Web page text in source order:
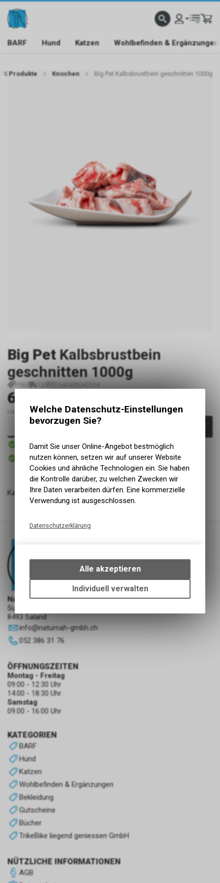
BARF Hund Katzen Wohlbefinden & Ergänzungen
TK Produkte Knochen Big Pet Kalbsbrustbein geschnitten 1000g
Big Pet Kalbsbrustbein
geschnitten 1000g
P560 133 7640485040554
6.50
inkl. MwSt., zzgl. Versandkosten
In den Warenkorb
Versand
Sofort abholbar
Abholung NaturNah GmbH
Kalbsbrustbein geschnitten 1000g
NaturNah GmbH
Sunnehofstrasse 7
8493 Saland
info@naturnah-gmbh.ch
052 386 31 76
KATEGORIEN
BARF
Hund
Katzen
Wohlbefinden & Ergänzungen
Bekleidung
Gutscheine
Bücher
TrikeBike liegend geniessen GmbH
NÜTZLICHE INFORMATIONEN
AGB
ÖFFNUNGSZEITEN
Montag - Freitag
09:00 - 12:30 Uhr
14:00 - 18:30 Uhr
Samstag
09:00 - 16:00 Uhr
Welche Datenschutz-Einstellungen
bevorzugen Sie?
Damit Sie unser Online-Angebot bestmöglich
nutzen können, setzen wir auf unserer Website
Cookies und ähnliche Technologien ein. Sie haben
die Kontrolle darüber, zu welchen Zwecken wir
Ihre Daten verarbeiten dürfen. Eine kommerzielle
Verwendung ist ausgeschlossen.
Datenschutzerklärung
bestimmte Interaktionen und
Einstellungen auf Ihrem Gerät,
um die grundlegenden
Funktionen unseres Online-
ermöglichen. Bitte beachten Sie,
Alle akzeptieren
Individuell verwalten